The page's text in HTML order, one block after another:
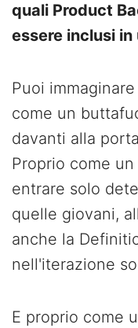
quali Product
essere inclusi
Puoi
come un
davanti alla
Proprio come
entrare solo
quelle giovani,
anche la
nell'iterazione
E proprio come